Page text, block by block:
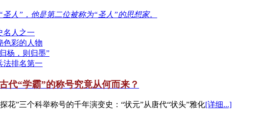
人”，他是第二位被称为“圣人”的思想家。
名人之一
色彩的人物
杨，则归墨”
法排名第一
代“学霸”的称号究竟从何而来？
花”三个科举称号的千年演变史：“状元”从唐代“状头”雅化[详细...]